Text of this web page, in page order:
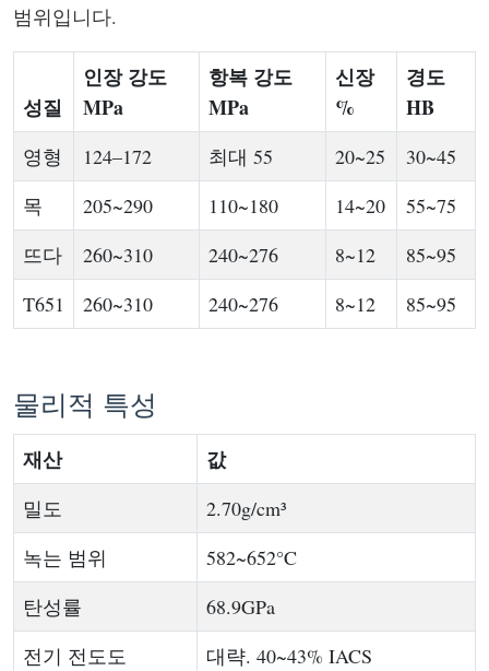
범위입니다.
성질
인장 강도
MPa
항복 강도
MPa
신장
%
경도
HB
영형 124–172 최대 55 20~25
30~45
목
205~290 110~180 14~20
55~75
뜨다
260~310 240~276 8~12
85~95
T651
260~310 240~276 8~12 85~95
물리적 특성
재산 값
밀도
2.70g/cm³
녹는 범위
582~652°C
탄성률
68.9GPa
전기 전도도
대략. 40~43% IACS